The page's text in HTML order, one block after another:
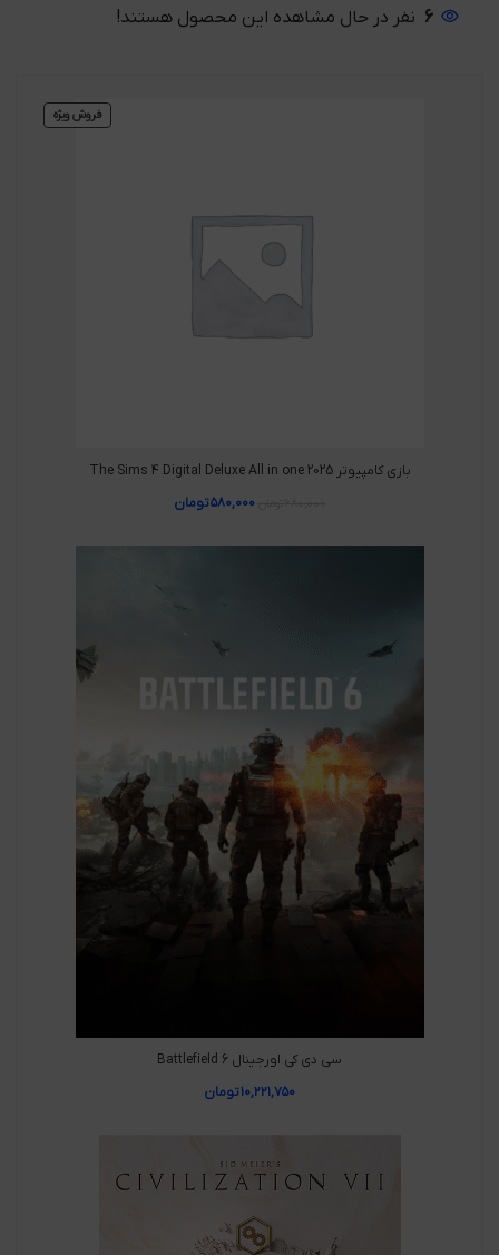
6 نفر در حال مشاهده این محصول هستند!
فروش ویژه
بازی کامپیوتر The Sims 4 Digital Deluxe All in one 2025
۵۸۰,۰۰۰تومان
سی دی کی اورجینال Battlefield 6
۱۰,۲۲۱,۷۵۰تومان